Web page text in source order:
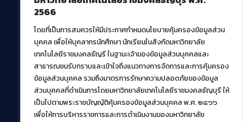
2566
โดยที่เป็นการสมควรให้มีประกาศกำหนดนโยบายคุ้มครองข้อมูลส่วน
บุคคล เพื่อให้บุคลากรนักศึกษา นักเรียนในสังกัดมหาวิทยาลัย
เทคโนโลยีราชมงคลธัญรี ในฐานะเจ้าของข้อมูลส่วนบุคคลและ
สาธารณชนรับทราบและเข้าใจถึงแนวทางการจัดการและการคุ้มครอง
ข้อมูลส่วนบุคคล รวมถึงมาตรการรักษาความปลอดภัยของข้อมูล
ส่วนบุคคลที่ดำเนินการโดยมหาวิทยาลัยเทคโนโลยีราชมงคลธัญบุรี ให้
เป็นไปตามพระราชบัญญัติคุ้มครองข้อมูลส่วนบุคคล พ.ศ. ๒๕๖๖
เพื่อให้การบริหารราชการและการดำเนินงานของมหาวิทยาลัย
สำนักวิทยบริการและเทคโนโลยีสารสนเทศ
มหาวิทยาลัยเทคโนโลยีราชมงคลธัญบุรี
39 หมู่ที่ 1 ตำบลคลองหก อำเภอคลองหลวง จังหวัด
ปทุมธานี 12120
เผยแพร่ข้อมูลโดย.บุคลากร สวส.
สร้างและพัฒนาโดย.
ฝ่ายพัฒนาและเผยแพร่ข้อมูลเว็บไซต์